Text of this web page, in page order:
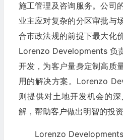
施工管理及咨询服务。公司
业主应对复杂的分区审批与
合市政法规的前提下最大化
Lorenzo Developments 负
开发，为客户量身定制高质
用的解决方案。Lorenzo
则提供对土地开发机会的
解，帮助客户做出明智的投资
Lorenzo